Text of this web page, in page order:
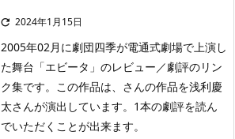
 2024年1月15日
2005年02月に劇団四季が電通式劇場で上演し
た舞台「エビータ」のレビュー／劇評のリン
ク集です。この作品は、さんの作品を浅利慶
太さんが演出しています。1本の劇評を読ん
でいただくことが出来ます。